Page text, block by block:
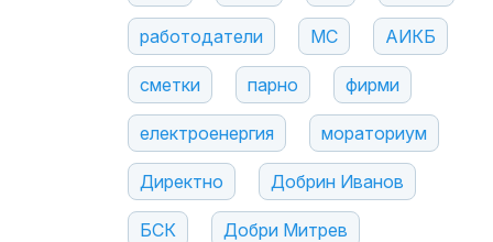
работодатели МС АИКБ
сметки парно фирми
електроенергия мораториум
Директно Добрин Иванов
БСК Добри Митрев